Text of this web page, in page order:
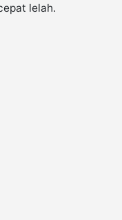
lelah.